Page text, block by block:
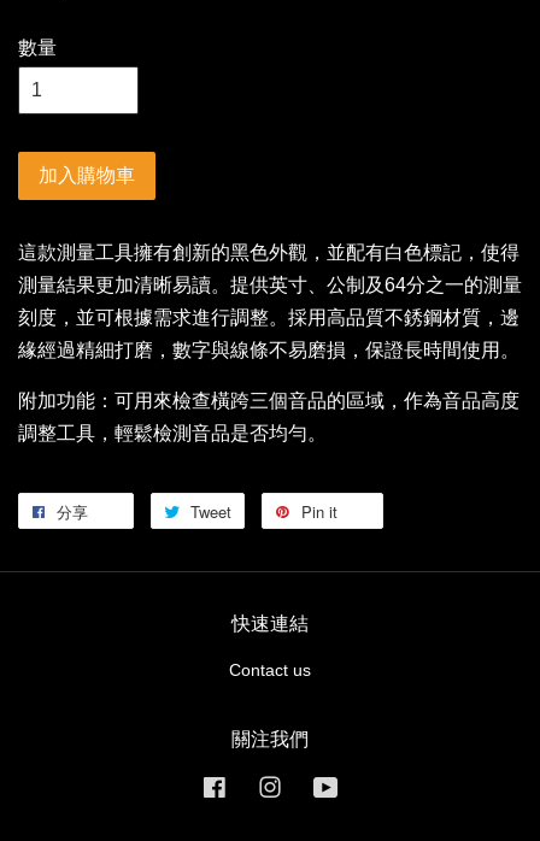
數量
加入購物車
這款測量工具擁有創新的黑色外觀，並配有白色標記，使得
測量結果更加清晰易讀。提供英寸、公制及64分之一的測量
刻度，並可根據需求進行調整。採用高品質不銹鋼材質，邊
緣經過精細打磨，數字與線條不易磨損，保證長時間使用。
附加功能：可用來檢查橫跨三個音品的區域，作為音品高度
調整工具，輕鬆檢測音品是否均勻。
分享 Tweet Pin it
快速連結
Contact us
關注我們
FacebookInstagram